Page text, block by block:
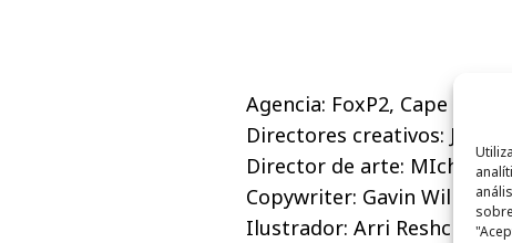
Agencia: FoxP2, Cape
Directores creativos: Justin
Director de arte: MIchael
Copywriter: Gavin Williams
Ilustrador: Arri Reshcke